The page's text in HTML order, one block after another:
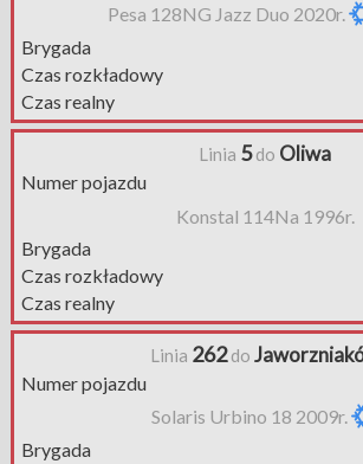
Pesa 128NG Jazz Duo 2020r.
Brygada
Czas rozkładowy
Czas realny
Linia 5do Oliwa
Numer pojazdu
Konstal 114Na 1996r.
Brygada
Czas rozkładowy
Czas realny
Linia 262do
Numer pojazdu
Solaris Urbino 18 2009r.
Brygada